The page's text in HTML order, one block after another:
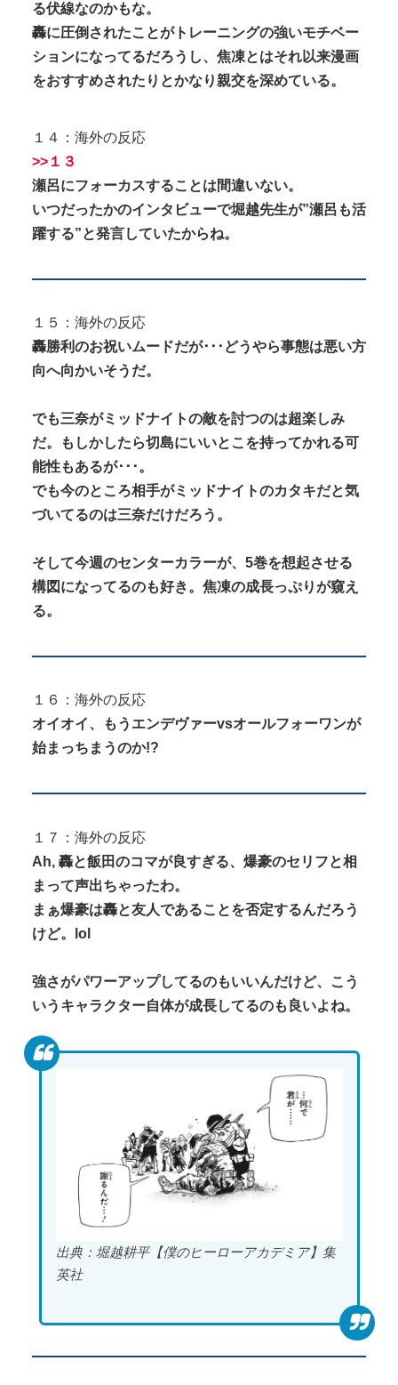
る伏線なのかもな。
轟に圧倒されたことがトレーニングの強いモチベー
ションになってるだろうし、焦凍とはそれ以来漫画
をおすすめされたりとかなり親交を深めている。
１４：海外の反応
>>１３
瀬呂にフォーカスすることは間違いない。
いつだったかのインタビューで堀越先生が”瀬呂も活
躍する”と発言していたからね。
１５：海外の反応
轟勝利のお祝いムードだが･･･どうやら事態は悪い方
向へ向かいそうだ。
でも三奈がミッドナイトの敵を討つのは超楽しみ
だ。もしかしたら切島にいいとこを持ってかれる可
能性もあるが･･･。
でも今のところ相手がミッドナイトのカタキだと気
づいてるのは三奈だけだろう。
そして今週のセンターカラーが、5巻を想起させる
構図になってるのも好き。焦凍の成長っぷりが窺え
る。
１６：海外の反応
オイオイ、もうエンデヴァーvsオールフォーワンが
始まっちまうのか!?
１７：海外の反応
Ah, 轟と飯田のコマが良すぎる、爆豪のセリフと相
まって声出ちゃったわ。
まぁ爆豪は轟と友人であることを否定するんだろう
けど。lol
強さがパワーアップしてるのもいいんだけど、こう
いうキャラクター自体が成長してるのも良いよね。
出典：堀越耕平【僕のヒーローアカデミア】集
英社